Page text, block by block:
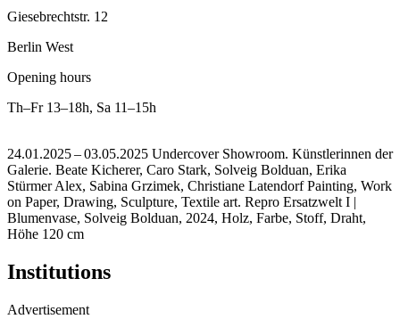
Giesebrechtstr. 12
Berlin West
Opening hours
Th–Fr 13–18h, Sa 11–15h
24.01.2025 – 03.05.2025 Undercover Showroom. Künstlerinnen der
Galerie. Beate Kicherer, Caro Stark, Solveig Bolduan, Erika
Stürmer Alex, Sabina Grzimek, Christiane Latendorf Painting, Work
on Paper, Drawing, Sculpture, Textile art. Repro Ersatzwelt I |
Blumenvase, Solveig Bolduan, 2024, Holz, Farbe, Stoff, Draht,
Höhe 120 cm
Institutions
Advertisement